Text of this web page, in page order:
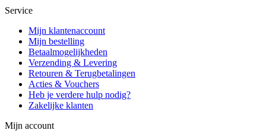
Service
Mijn klantenaccount
Mijn bestelling
Betaalmogelijkheden
Verzending & Levering
Retouren & Terugbetalingen
Acties & Vouchers
Heb je verdere hulp nodig?
Zakelijke klanten
Mijn account